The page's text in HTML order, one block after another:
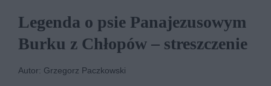
Legenda o psie Panajezusowym
Burku z Chłopów – streszczenie
Autor: Grzegorz Paczkowski